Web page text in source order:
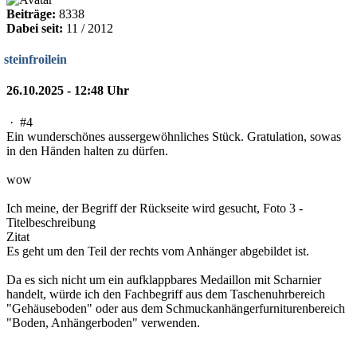
Beiträge: 8338
Dabei seit: 11 / 2012
steinfroilein
26.10.2025 - 12:48 Uhr
· #4
Ein wunderschönes aussergewöhnliches Stück. Gratulation, sowas
in den Händen halten zu dürfen.
wow
Ich meine, der Begriff der Rückseite wird gesucht, Foto 3 -
Titelbeschreibung
Zitat
Es geht um den Teil der rechts vom Anhänger abgebildet ist.
Da es sich nicht um ein aufklappbares Medaillon mit Scharnier
handelt, würde ich den Fachbegriff aus dem Taschenuhrbereich
"Gehäuseboden" oder aus dem Schmuckanhängerfurniturenbereich
"Boden, Anhängerboden" verwenden.